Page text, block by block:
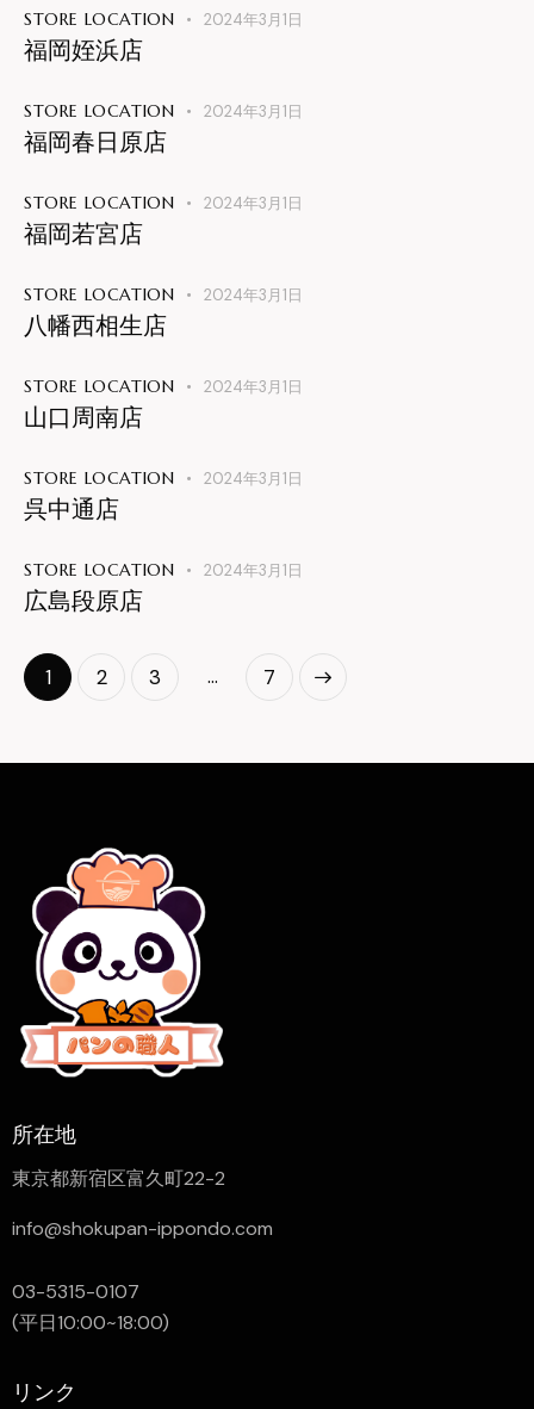
STORE LOCATION 2024年3月1日
福岡姪浜店
STORE LOCATION 2024年3月1日
福岡春日原店
STORE LOCATION 2024年3月1日
福岡若宮店
STORE LOCATION 2024年3月1日
八幡西相生店
STORE LOCATION 2024年3月1日
山口周南店
STORE LOCATION 2024年3月1日
呉中通店
STORE LOCATION 2024年3月1日
広島段原店
1 2 3 … 7
>
所在地
東京都新宿区富久町22-2
info@shokupan-ippondo.com
03-5315-0107
(平日10:00~18:00)
リンク